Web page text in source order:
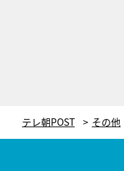
テレ朝POST その他